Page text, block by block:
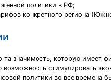
политики в РФ;
конкретного региона
та значимость, которую имеет
стимулировать
политики во все времена